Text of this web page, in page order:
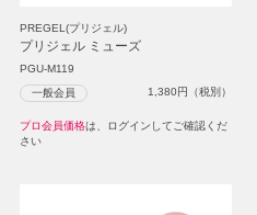
PREGEL(プリジェル)
プリジェル ミューズ
PGU-M119
一般会員 1,380円（税別）
プロ会員価格は、ログインしてご確認くだ
さい